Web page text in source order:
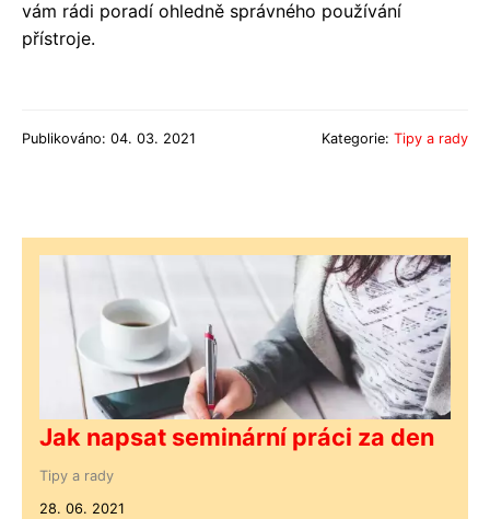
vám rádi poradí ohledně správného používání
přístroje.
Publikováno: 04. 03. 2021 Kategorie: Tipy a rady
Jak napsat seminární práci za den
Tipy a rady
28. 06. 2021